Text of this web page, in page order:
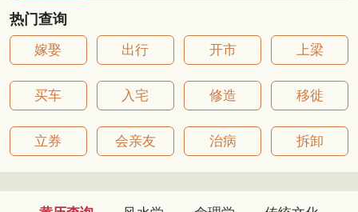
热门查询
嫁娶 出行 开市 上梁
买车 入宅 修造 移徙
立券 会亲友 治病 拆卸